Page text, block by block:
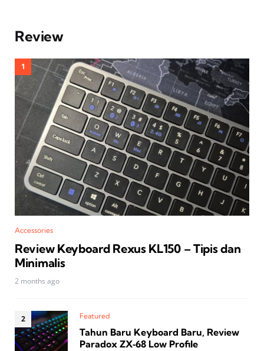
Review
Accessories
Review Keyboard Rexus KL150 – Tipis dan
Minimalis
2 months ago
Featured
Tahun Baru Keyboard Baru, Review
Paradox ZX‑68 Low Profile